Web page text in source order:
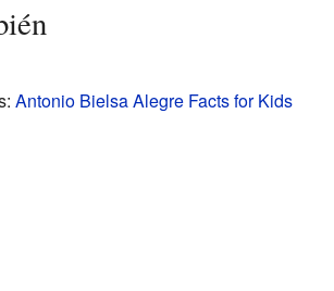
Antonio Bielsa Alegre Facts for Kids